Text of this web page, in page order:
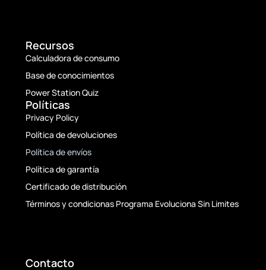
Recursos
Calculadora de consumo
Base de conocimientos
Power Station Quiz
Políticas
Privacy Policy
Política de devoluciones
Política de envíos
Política de garantía
Certificado de distribución
Términos y condicionas Programa Evoluciona Sin Limites
Contacto